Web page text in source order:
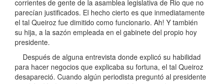
corrientes de gente de la asamblea legislativa de Rio que no
parecían justificados. El hecho cierto es que inmediatamente
el tal Queiroz fue dimitido como funcionario. Ah! Y también
su hija, a la sazón empleada en el gabinete del propio hoy
presidente.
Después de alguna entrevista donde explicó su habilidad
para hacer negocios que explicaba su fortuna, el tal Queiroz
desapareció. Cuando algún periodista preguntó al presidente